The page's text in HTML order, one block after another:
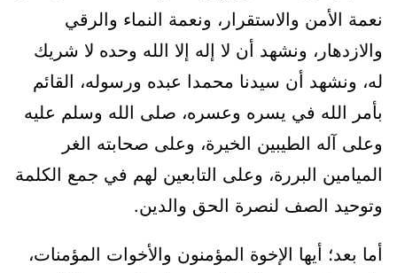
نعمة الأمن والاستقرار، ونعمة النماء والرقي
والازدهار، ونشهد أن لا إله إلا الله وحده لا شريك
له، ونشهد أن سيدنا محمدا عبده ورسوله، القائم
بأمر الله في يسره وعسره، صلى الله وسلم عليه
وعلى آله الطيبين الخيرة، وعلى صحابته الغر
الميامين البررة، وعلى التابعين لهم في جمع الكلمة
وتوحيد الصف لنصرة الحق والدين.
أما بعد؛ أيها الإخوة المؤمنون والأخوات المؤمنات،